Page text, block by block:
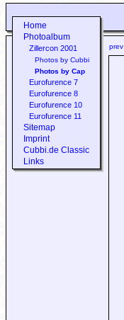
Home
Photoalbum
Zillercon 2001
Photos by Cubbi
Photos by Cap
Eurofurence 7
Eurofurence 8
Eurofurence 10
Eurofurence 11
Sitemap
Imprint
Cubbi.de Classic
Links
prev